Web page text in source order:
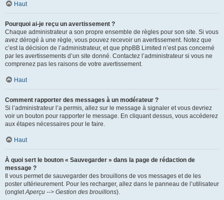
Haut
Pourquoi ai-je reçu un avertissement ?
Chaque administrateur a son propre ensemble de règles pour son site. Si vous
avez dérogé à une règle, vous pouvez recevoir un avertissement. Notez que
c’est la décision de l’administrateur, et que phpBB Limited n’est pas concerné
par les avertissements d’un site donné. Contactez l’administrateur si vous ne
comprenez pas les raisons de votre avertissement.
Haut
Comment rapporter des messages à un modérateur ?
Si l’administrateur l’a permis, allez sur le message à signaler et vous devriez
voir un bouton pour rapporter le message. En cliquant dessus, vous accéderez
aux étapes nécessaires pour le faire.
Haut
À quoi sert le bouton « Sauvegarder » dans la page de rédaction de
message ?
Il vous permet de sauvegarder des brouillons de vos messages et de les
poster ultérieurement. Pour les recharger, allez dans le panneau de l’utilisateur
(ongletAperçu --> Gestion des brouillons).